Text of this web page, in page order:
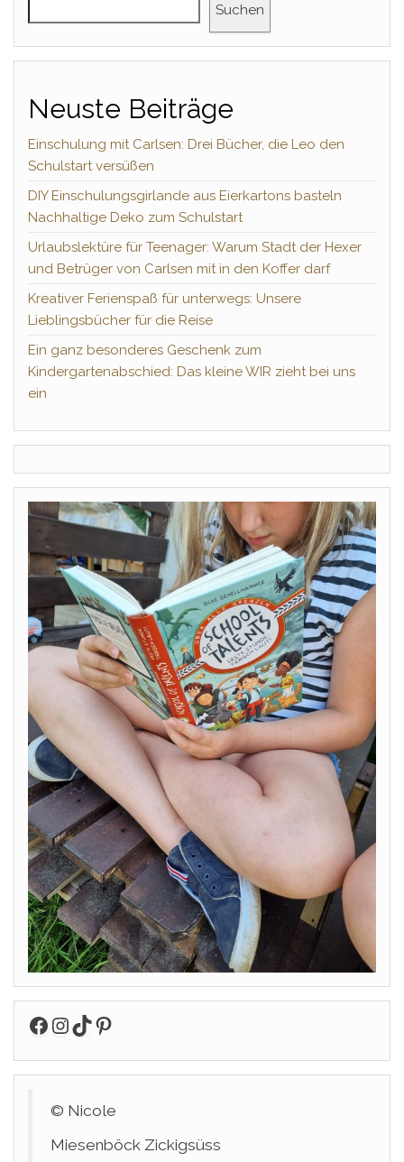
Suchen
Neuste Beiträge
Einschulung mit Carlsen: Drei Bücher, die Leo den
Schulstart versüßen
DIY Einschulungsgirlande aus Eierkartons basteln
Nachhaltige Deko zum Schulstart
Urlaubslektüre für Teenager: Warum Stadt der Hexer
und Betrüger von Carlsen mit in den Koffer darf
Kreativer Ferienspaß für unterwegs: Unsere
Lieblingsbücher für die Reise
Ein ganz besonderes Geschenk zum
Kindergartenabschied: Das kleine WIR zieht bei uns
ein
Facebook
Instagram
TikTok
Pinterest
© Nicole
Miesenböck Zickigsüss